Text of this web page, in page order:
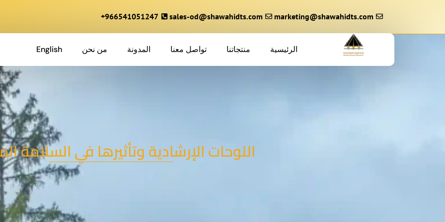
المحتوى
marketing@shawahidts.com
sales-od@shawahidts.com
966541051247+
الرئيسية منتجاتنا تواصل معنا المدونة من نحن English
اللوحات الإرشادية وتأثيرها في السلامة